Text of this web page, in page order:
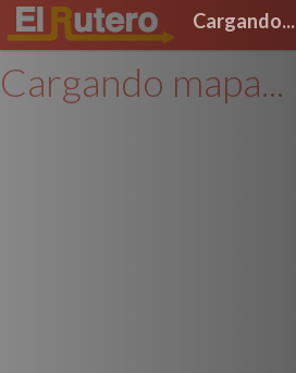
Cargando...
Cargando mapa...